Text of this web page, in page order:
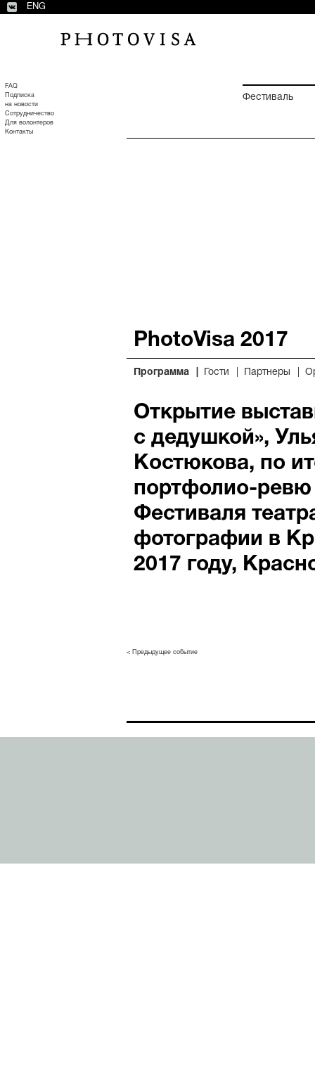
ENG
Фестиваль
FAQ
Подписка
на новости
Сотрудничество
Для волонтеров
Контакты
PhotoVisa 2017
Программа Гости Партнеры
Открытие
с дедушкой»,
Костюкова, по
портфолио-ревю
Фестиваля
фотографии в
2017 году,
< Предыдущее событие